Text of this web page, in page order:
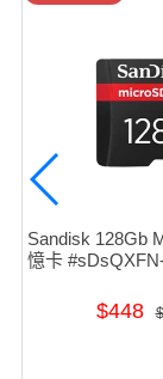
Sandisk 128Gb
憶卡
$448